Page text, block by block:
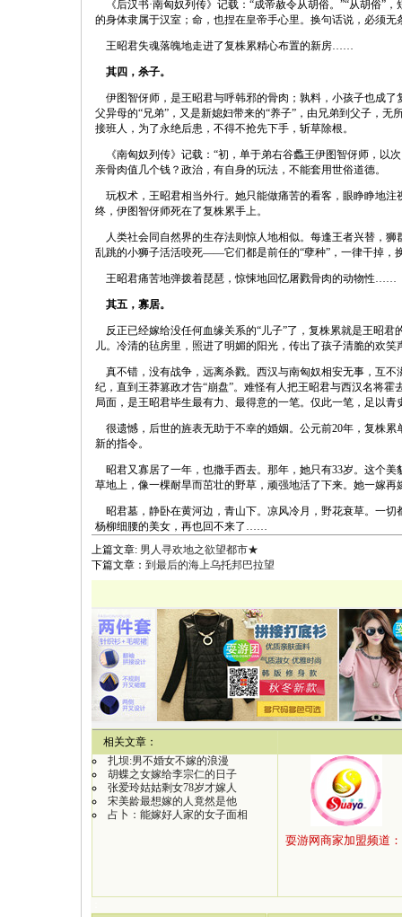
《后汉书·南匈奴列传》记载：“成帝赦令从胡俗。”“从胡俗”
的身体隶属于汉室；命，也捏在皇帝手心里。换句话说，必须
王昭君失魂落魄地走进了复株累精心布置的新房……
其四，杀子。
伊图智伢师，是王昭君与呼韩邪的骨肉；孰料，小孩子也成
父异母的“兄弟”，又是新媳妇带来的“养子”，由兄弟到父子，
接班人，为了永绝后患，不得不抢先下手，斩草除根。
《南匈奴列传》记载：“初，单于弟右谷蠡王伊图智伢师，以
亲骨肉值几个钱？政治，有自身的玩法，不能套用世俗道德。
玩权术，王昭君相当外行。她只能做痛苦的看客，眼睁睁地
终，伊图智伢师死在了复株累手上。
人类社会同自然界的生存法则惊人地相似。每逢王者兴替，
乱跳的小狮子活活咬死——它们都是前任的“孽种”，一律干掉，
王昭君痛苦地弹拨着琵琶，惊悚地回忆屠戮骨肉的动物性……
其五，寡居。
反正已经嫁给没任何血缘关系的“儿子”了，复株累就是王昭君
儿。冷清的毡房里，照进了明媚的阳光，传出了孩子清脆的欢笑
真不错，没有战争，远离杀戮。西汉与南匈奴相安无事，互不
纪，直到王莽篡政才告“崩盘”。难怪有人把王昭君与西汉名将
局面，是王昭君毕生最有力、最得意的一笔。仅此一笔，足以青
很遗憾，后世的旌表无助于不幸的婚姻。公元前20年，复株
新的指令。
昭君又寡居了一年，也撒手西去。那年，她只有33岁。这个
草地上，像一棵耐旱而茁壮的野草，顽强地活了下来。她一嫁
昭君墓，静卧在黄河边，青山下。凉风冷月，野花衰草。一
杨柳细腰的美女，再也回不来了……
上篇文章: 男人寻欢地之欲望都市★
下篇文章： 到最后的海上乌托邦巴拉望
相关文章：
扎坝:男不婚女不嫁的浪漫
胡蝶之女嫁给李宗仁的日子
张爱玲姑姑剩女78岁才嫁人
宋美龄最想嫁的人竟然是他
占卜：能嫁好人家的女子面相